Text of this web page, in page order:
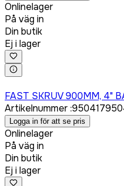
Onlinelager
På väg in
Din butik
Ej i lager
FAST SKRUV 900MM, 4"
Artikelnummer:950417
Logga in för att se pris
Onlinelager
På väg in
Din butik
Ej i lager